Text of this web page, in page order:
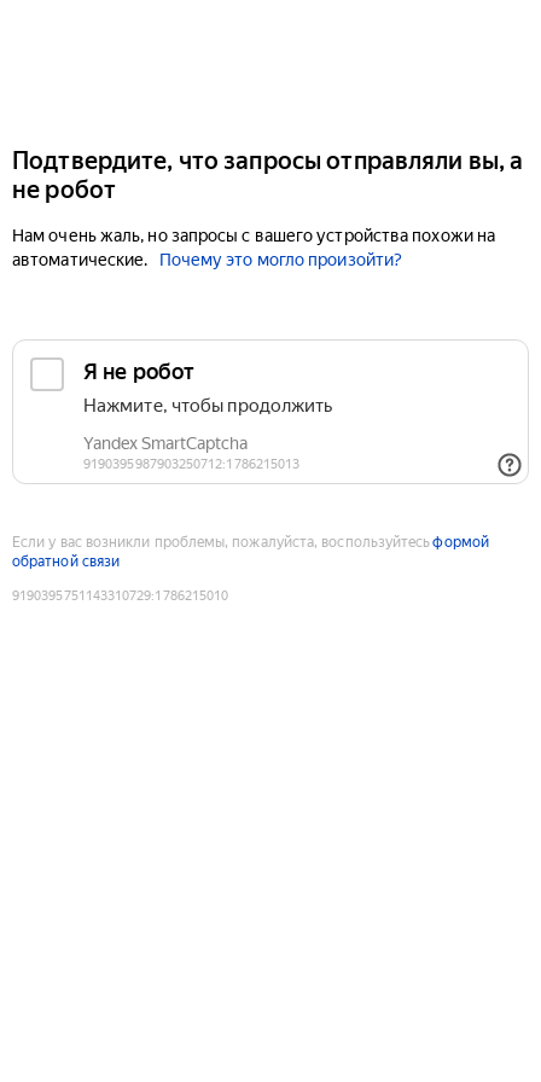
Подтвердите, что запросы отправляли вы, а
не робот
Нам очень жаль, но запросы с вашего устройства похожи на
автоматические.
Почему это могло произойти?
Если у вас возникли проблемы, пожалуйста, воспользуйтесьформой
обратной связи
9190395751143310729:1786215010